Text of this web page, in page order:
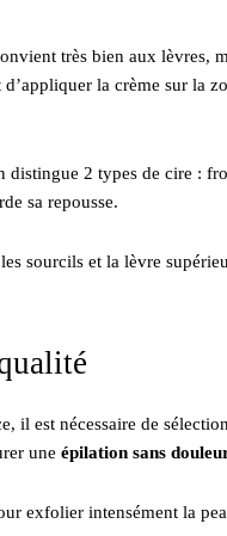
très bien aux lèvres,
la crème sur la
2 types de cire :
sa repousse.
sourcils et la lèvre
il est nécessaire de
une épilation sans
exfolier intensément la